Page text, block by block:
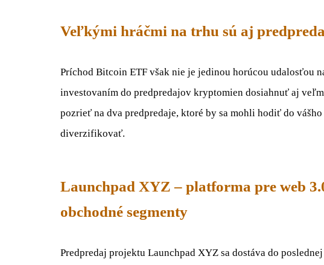
Veľkými hráčmi na trhu sú aj
Príchod Bitcoin ETF však nie je jedinou horúcou udalosťou
investovaním do predpredajov kryptomien dosiahnuť aj
pozrieť na dva predpredaje, ktoré by sa mohli hodiť do
diverzifikovať.
Launchpad XYZ – platforma pre web
obchodné segmenty
Predpredaj projektu Launchpad XYZ sa dostáva do